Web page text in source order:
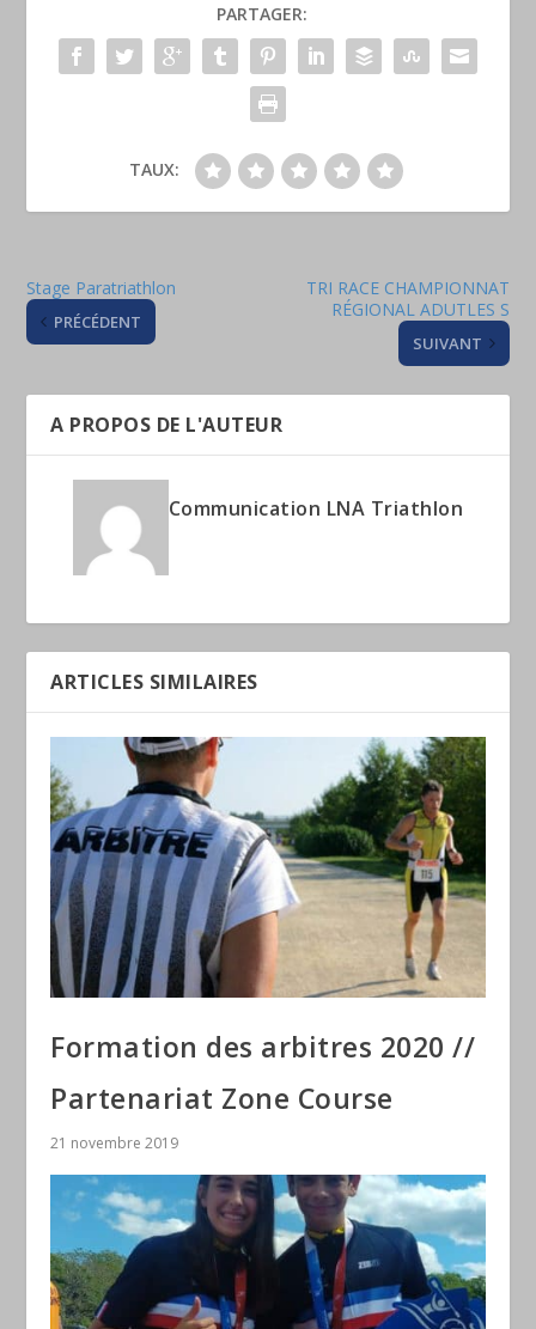
PARTAGER:
TAUX:
Stage Paratriathlon
PRÉCÉDENT
TRI RACE CHAMPIONNAT
RÉGIONAL ADUTLES S
SUIVANT
A PROPOS DE L'AUTEUR
Communication LNA Triathlon
ARTICLES SIMILAIRES
Formation des arbitres 2020 //
Partenariat Zone Course
21 novembre 2019